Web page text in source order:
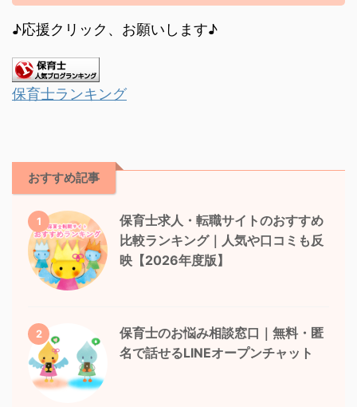
♪応援クリック、お願いします♪
保育士ランキング
おすすめ記事
1
保育士求人・転職サイトのおすすめ
比較ランキング｜人気や口コミも反
映【2026年度版】
2
保育士のお悩み相談窓口｜無料・匿
名で話せるLINEオープンチャット